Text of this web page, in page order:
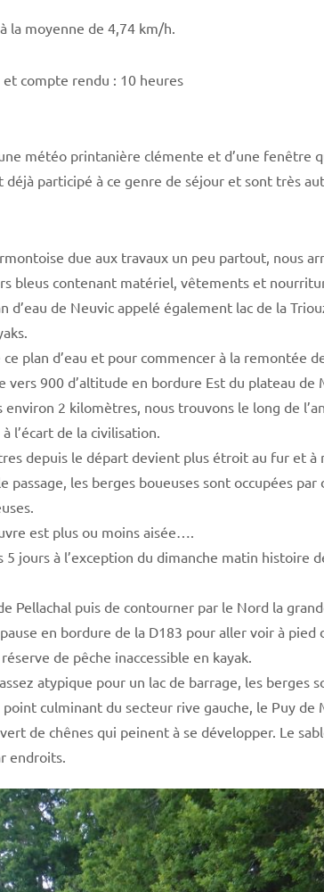
la moyenne de 4,74 km/h.
compte rendu : 10 heures
météo printanière clémente et d’une fenêtre
déjà participé à ce genre de séjour et sont très
due aux travaux un peu partout, nous
bleus contenant matériel, vêtements et
d’eau de Neuvic appelé également lac de la
plan d’eau et pour commencer à la remontée
900 d’altitude en bordure Est du plateau de
environ 2 kilomètres, nous trouvons le long de
l’écart de la civilisation.
depuis le départ devient plus étroit au fur et
les berges boueuses sont occupées
est plus ou moins aisée….
jours à l’exception du dimanche matin histoire
Pellachal puis de contourner par le Nord la
en bordure de la D183 pour aller voir à pied
de pêche inaccessible en kayak.
atypique pour un lac de barrage, les berges
culminant du secteur rive gauche, le Puy de
de chênes qui peinent à se développer. Le
endroits.